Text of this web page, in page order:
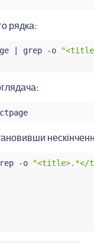
рядка:
grep -o
/productpage
-o "<title>.*</